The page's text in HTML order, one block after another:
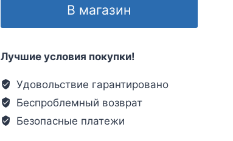
В магазин
Лучшие условия покупки!
Удовольствие гарантировано
Беспроблемный возврат
Безопасные платежи